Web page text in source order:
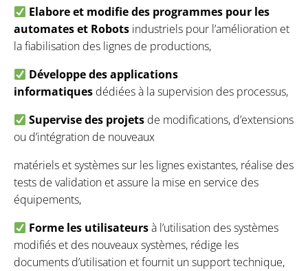
Elabore et modifie des programmes pour les
automates et Robots industriels pour l’amélioration et
la fiabilisation des lignes de productions,
Développe des applications
informatiques dédiées à la supervision des processus,
Supervise des projets de modifications, d’extensions
ou d’intégration de nouveaux
matériels et systèmes sur les lignes existantes, réalise des
tests de validation et assure la mise en service des
équipements,
Forme les utilisateursà l’utilisation des systèmes
modifiés et des nouveaux systèmes, rédige les
documents d’utilisation et fournit un support technique,